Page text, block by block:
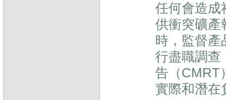
任何會造成
供衝突礦產
時，監督產
行盡職調查
告（CMRT
實際和潛在